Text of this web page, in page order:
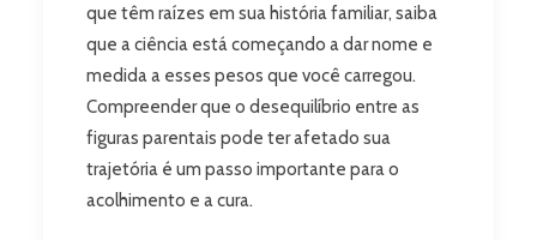
que têm raízes em sua história familiar, saiba
que a ciência está começando a dar nome e
medida a esses pesos que você carregou.
Compreender que o desequilíbrio entre as
figuras parentais pode ter afetado sua
trajetória é um passo importante para o
acolhimento e a cura.